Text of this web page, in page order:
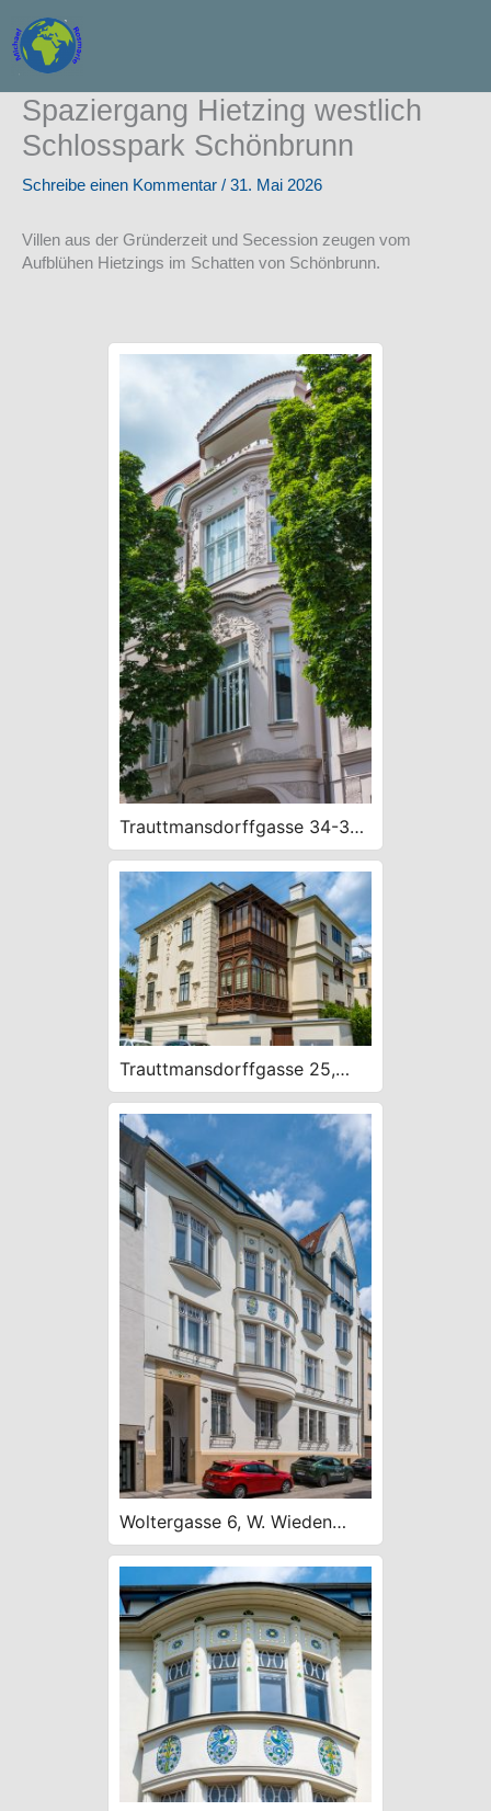
Inhalt
springen
Spaziergang Hietzing westlich
Schlosspark Schönbrunn
Schreibe einen Kommentar / 31. Mai 2026
Villen aus der Gründerzeit und Secession zeugen vom
Aufblühen Hietzings im Schatten von Schönbrunn.
Trauttmansdorffgasse 34-36,
1903 F. Biberhofer,
secessionistisches Mietshaus
Trauttmansdorffgasse 25,
späthistoristische Fassade,
Kern 1800?
Woltergasse 6, W. Wieden
1911, spätsecessionistisch